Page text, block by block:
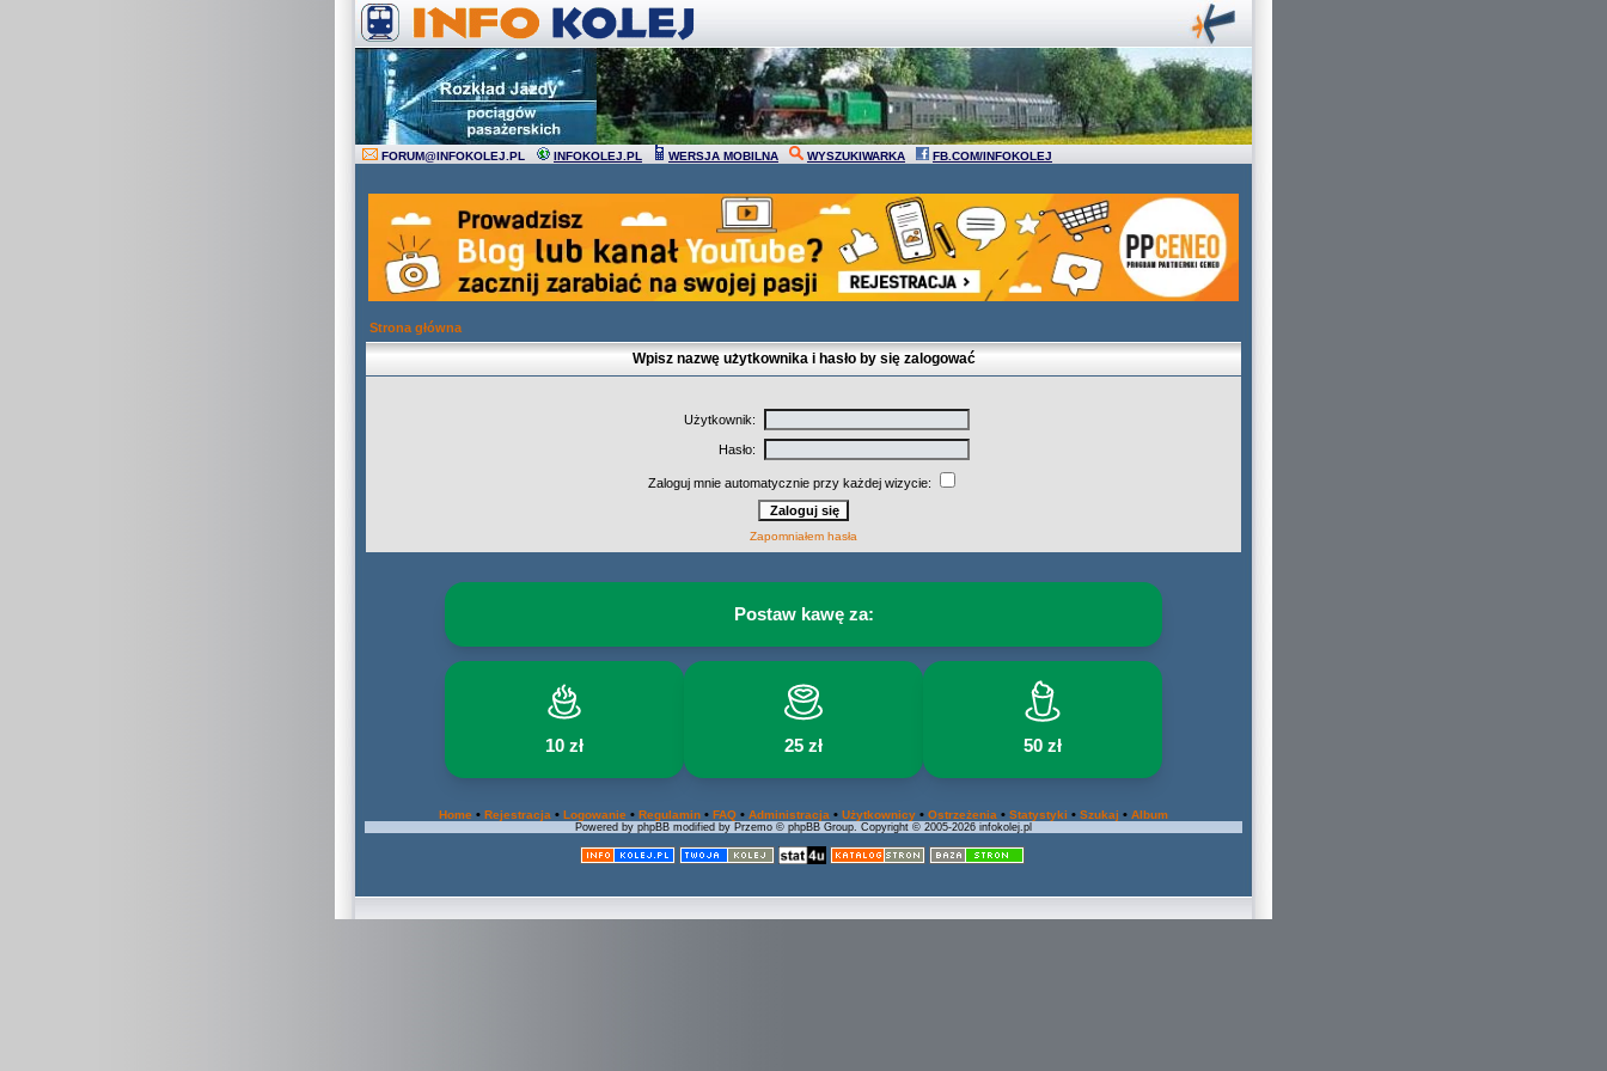
FORUM@INFOKOLEJ.PL INFOKOLEJ.PL WERSJA MOBILNA WYSZUKIWARKA FB.COM/INFOKOLEJ
Strona główna
Wpisz nazwę użytkownika i hasło by się zalogować
Użytkownik:
Hasło:
Zaloguj mnie automatycznie przy każdej wizycie:
Zapomniałem hasła
Postaw kawę za:
10 zł 25 zł 50 zł
Home • Rejestracja • Logowanie • Regulamin • FAQ • Administracja • Użytkownicy • Ostrzeżenia • Statystyki • Szukaj • Album
Powered by phpBB modified by Przemo © phpBB Group. Copyright © 2005-2026 infokolej.pl